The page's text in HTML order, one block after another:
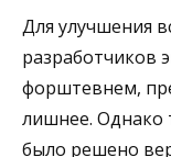
Для улучшения
разработчиков
форштевнем,
лишнее. Однако
было решено